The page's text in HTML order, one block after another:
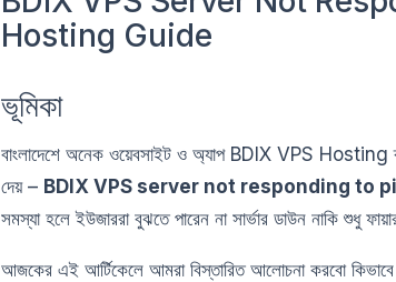
Hosting Guide
ভূমিকা
বাংলাদেশে অনেক ওয়েবসাইট ও অ্যাপ BDIX VPS Hosting
দেয় – BDIX VPS server not responding to
সমস্যা হলে ইউজাররা বুঝতে পারেন না সার্ভার ডাউন নাকি শুধু
আজকের এই আর্টিকেলে আমরা বিস্তারিত আলোচনা করবো